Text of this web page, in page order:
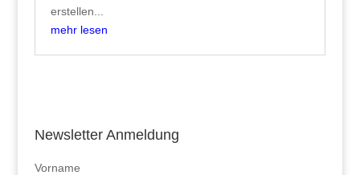
erstellen...
mehr lesen
Newsletter Anmeldung
Vorname